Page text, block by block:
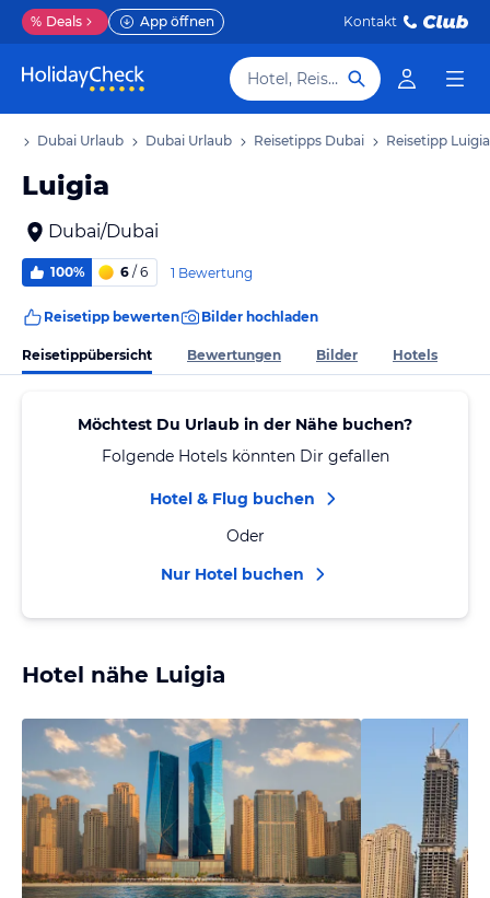
% Deals App öffnen Kontakt
Hotel, Reiseziel
Dubai Urlaub Dubai Urlaub Reisetipps Dubai Reisetipp Luigia
Luigia
Dubai/Dubai
100% 6 / 6 1 Bewertung
Reisetipp bewerten Bilder hochladen
Reisetippübersicht Bewertungen Bilder Hotels
Möchtest Du Urlaub in der Nähe buchen?
Folgende Hotels könnten Dir gefallen
Hotel & Flug buchen
Oder
Nur Hotel buchen
Hotel nähe Luigia